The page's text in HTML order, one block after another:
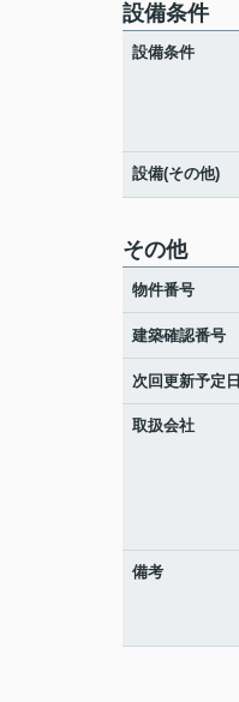
設備条件
設備条件
設備(その他)
その他
物件番号
建築確認番号
次回更新予定日
取扱会社
備考